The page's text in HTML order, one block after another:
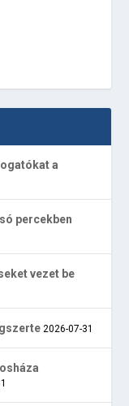
a
percekben
vezet be
2026-07-31